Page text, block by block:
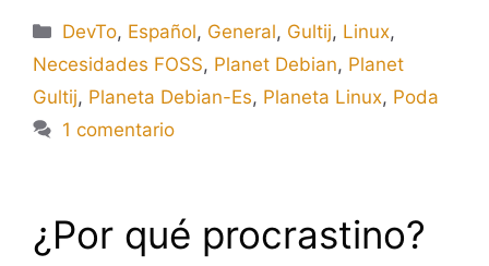
Categorías
DevTo, Español, General, Gultij, Linux,
Necesidades FOSS, Planet Debian, Planet
Gultij, Planeta Debian-Es, Planeta Linux, Poda
1 comentario
¿Por qué procrastino?